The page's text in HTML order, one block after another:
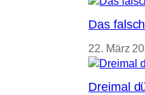
Das
22. März
Dreimal